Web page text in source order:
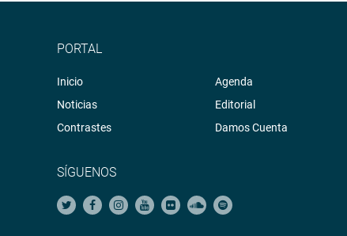
PORTAL
Inicio
Noticias
Contrastes
Agenda
Editorial
Damos Cuenta
SÍGUENOS